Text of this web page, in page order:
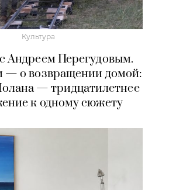
Культура
Андреем Перегудовым.
— о возвращении домой:
— тридцатилетнее
к одному сюжету